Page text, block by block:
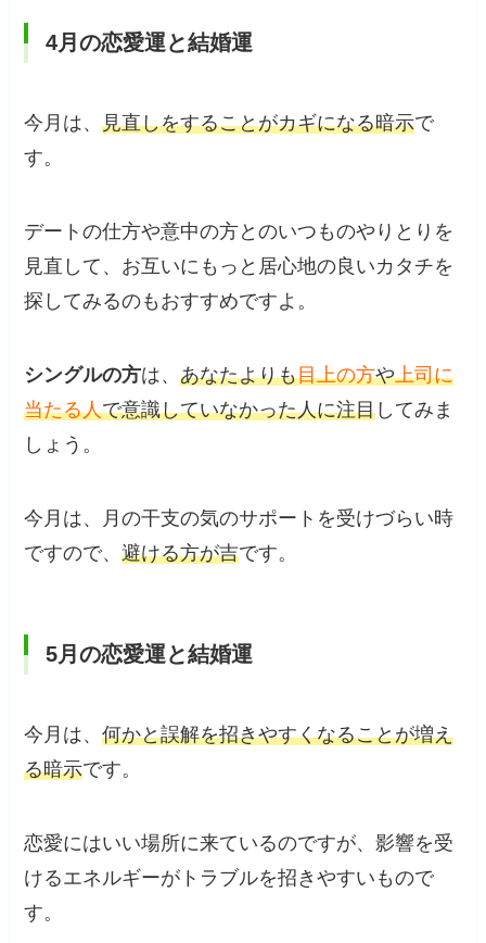
4月の恋愛運と結婚運
今月は、見直しをすることがカギになる暗示で
す。
デートの仕方や意中の方とのいつものやりとりを
見直して、お互いにもっと居心地の良いカタチを
探してみるのもおすすめですよ。
シングルの方は、あなたよりも目上の方や上司に
当たる人で意識していなかった人に注目 してみま
しょう。
今月は、月の干支の気のサポートを受けづらい時
ですので、避ける方が吉です。
5月の恋愛運と結婚運
今月は、何かと誤解を招きやすくなることが増え
る暗示です。
恋愛にはいい場所に来ているのですが、影響を受
けるエネルギーがトラブルを招きやすいもので
す。